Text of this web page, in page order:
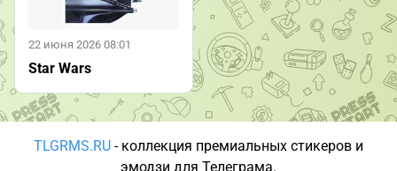
22 июня 2026 08:01
Star Wars
TLGRMS.RU - коллекция премиальных стикеров и
эмодзи для Телеграма.